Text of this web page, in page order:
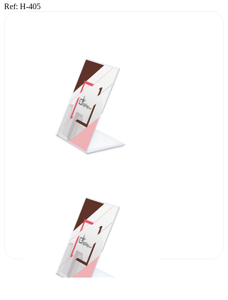
Ref: H-405